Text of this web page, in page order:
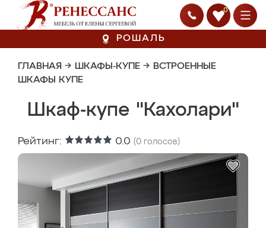
0
РОШАЛЬ
ГЛАВНАЯ → ШКАФЫ-КУПЕ → ВСТРОЕННЫЕ
ШКАФЫ КУПЕ
Шкаф-купе "Кахолари"
Рейтинг: 0.0 (0 голосов)